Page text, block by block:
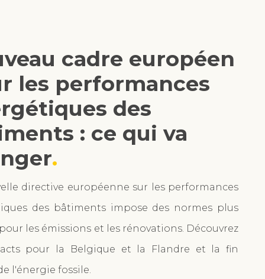
cadre européen
les performances
des
: ce qui va
directive européenne sur les performances
des bâtiments impose des normes plus
les émissions et les rénovations. Découvrez
pour la Belgique et la Flandre et la fin
l'énergie fossile.